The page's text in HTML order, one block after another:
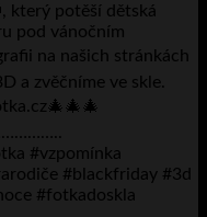
který potěší dětská
pod vánočním
na našich stránkách
a zvěčníme ve skle.
#vzpomínka
#blackfriday #3d
#fotkadoskla